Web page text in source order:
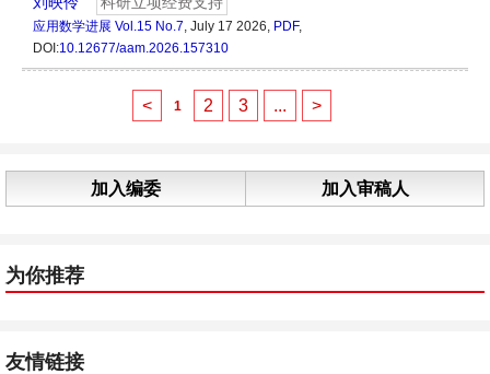
应用数学进展 Vol.15 No.7 , July 17 2026, PDF,
DOI:10.12677/aam.2026.157310
< 1 2 3 ... >
加入编委 加入审稿人
为你推荐
友情链接